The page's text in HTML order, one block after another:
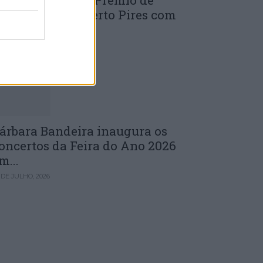
J. Norberto Pires com
Bandeira inaugura os
da Feira do Ano 2026
JULHO, 2026